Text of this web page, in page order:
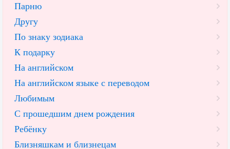
Парню
Другу
По знаку зодиака
К подарку
На английском
На английском языке с переводом
Любимым
С прошедшим днем рождения
Ребёнку
Близняшкам и близнецам